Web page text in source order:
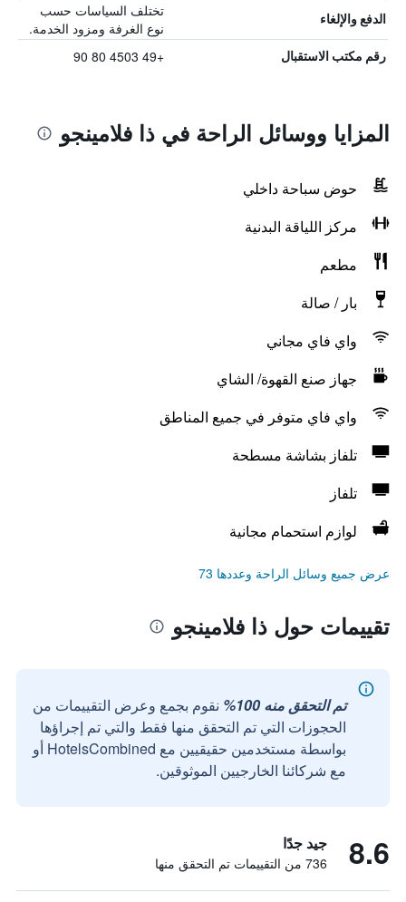
الدفع والإلغاء
تختلف السياسات حسب
نوع الغرفة ومزود الخدمة.
رقم مكتب الاستقبال +49 4503 80 90
المزايا ووسائل الراحة في ذا فلامينجو
حوض سباحة داخلي
مركز اللياقة البدنية
مطعم
بار / صالة
واي فاي مجاني
جهاز صنع القهوة/ الشاي
واي فاي متوفر في جميع المناطق
تلفاز بشاشة مسطحة
تلفاز
لوازم استحمام مجانية
عرض جميع وسائل الراحة وعددها 73
تقييمات حول ذا فلامينجو
تم التحقق منه 100%
نقوم بجمع وعرض التقييمات من
الحجوزات التي تم التحقق منها فقط والتي تم إجراؤها
بواسطة مستخدمين حقيقيين مع HotelsCombined أو
مع شركائنا الخارجيين الموثوقين.
8.6 جيد جدًا
736 من التقييمات تم التحقق منها